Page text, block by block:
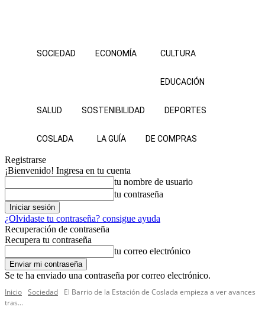
SOCIEDAD ECONOMÍA CULTURA
EDUCACIÓN
SALUD SOSTENIBILIDAD DEPORTES
COSLADA LA GUÍA DE COMPRAS
Registrarse
¡Bienvenido! Ingresa en tu cuenta
tu nombre de usuario
tu contraseña
¿Olvidaste tu contraseña? consigue ayuda
Recuperación de contraseña
Recupera tu contraseña
tu correo electrónico
Se te ha enviado una contraseña por correo electrónico.
Inicio Sociedad
El Barrio de la Estación de Coslada empieza a ver avances
tras...